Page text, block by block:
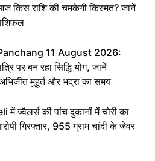
किस राशि की चमकेगी किस्मत? जानें
11 August 2026:
पर बन रहा सिद्धि योग, जानें
मुहूर्त और भद्रा का समय
में ज्वैलर्स की पांच दुकानों में चोरी का
गिरफ्तार, 955 ग्राम चांदी के जेवर